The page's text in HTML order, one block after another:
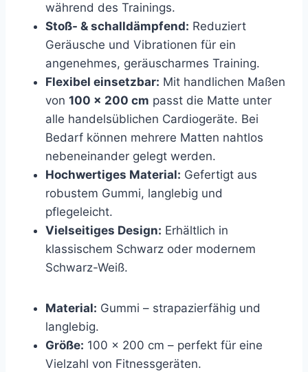
während des Trainings.
Stoß- & schalldämpfend: Reduziert
Geräusche und Vibrationen für ein
angenehmes, geräuscharmes Training.
Flexibel einsetzbar: Mit handlichen Maßen
von 100 x 200 cm passt die Matte unter
alle handelsüblichen Cardiogeräte. Bei
Bedarf können mehrere Matten nahtlos
nebeneinander gelegt werden.
Hochwertiges Material: Gefertigt aus
robustem Gummi, langlebig und
pflegeleicht.
Vielseitiges Design: Erhältlich in
klassischem Schwarz oder modernem
Schwarz-Weiß.
Material: Gummi – strapazierfähig und
langlebig.
Größe: 100 x 200 cm – perfekt für eine
Vielzahl von Fitnessgeräten.